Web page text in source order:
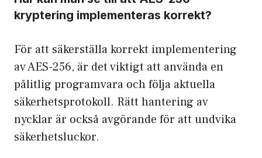
kryptering implementeras korrekt?
För att säkerställa korrekt implementering
av AES-256, är det viktigt att använda en
pålitlig programvara och följa aktuella
säkerhetsprotokoll. Rätt hantering av
nycklar är också avgörande för att undvika
säkerhetsluckor.